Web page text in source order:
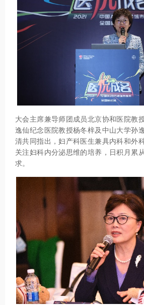
大会主席兼导师团成员北京协和医院教
逸仙纪念医院教授杨冬梓及中山大学孙
清共同指出，妇产科医生兼具内科和外
关注妇科内分泌思维的培养，日积月累
求。